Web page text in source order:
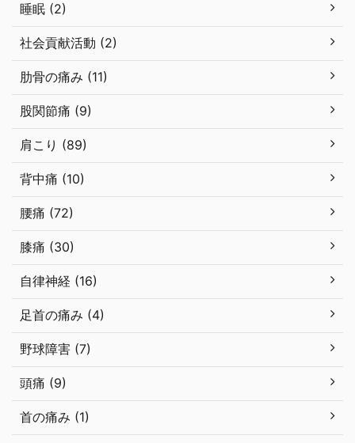
睡眠 (2)
社会貢献活動 (2)
肋骨の痛み (11)
股関節痛 (9)
肩こり (89)
背中痛 (10)
腰痛 (72)
膝痛 (30)
自律神経 (16)
足首の痛み (4)
野球障害 (7)
頭痛 (9)
首の痛み (1)